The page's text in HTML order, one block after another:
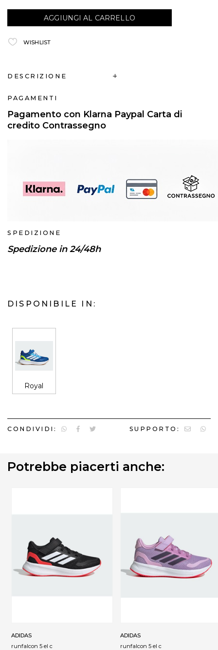
AGGIUNGI AL CARRELLO
WISHLIST
DESCRIZIONE
PAGAMENTI
Pagamento con Klarna Paypal Carta di
credito Contrassegno
SPEDIZIONE
Spedizione in 24/48h
DISPONIBILE IN:
Royal
CONDIVIDI: SUPPORTO:
Potrebbe piacerti anche:
ADIDAS
runfalcon 5 el c
ADIDAS
runfalcon 5 el c